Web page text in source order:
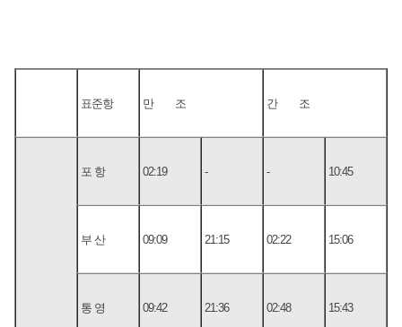
표준항 만 조 간 조
포 항 02:19 - - 10:45
부 산 09:09 21:15 02:22 15:06
통 영 09:42 21:36 02:48 15:43